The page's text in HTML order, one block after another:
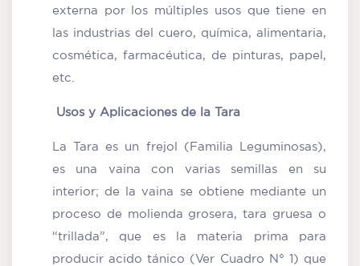
externa por los múltiples usos que tiene en
las industrias del cuero, química, alimentaria,
cosmética, farmacéutica, de pinturas, papel,
etc.
Usos y Aplicaciones de la Tara
La Tara es un frejol (Familia Leguminosas),
es una vaina con varias semillas en su
interior; de la vaina se obtiene mediante un
proceso de molienda grosera, tara gruesa o
“trillada”, que es la materia prima para
producir acido tánico (Ver Cuadro N° 1) que